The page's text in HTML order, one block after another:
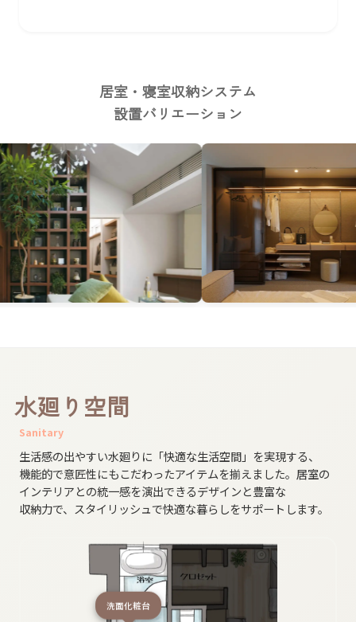
居室・寝室収納システム
設置バリエーション
水​廻り​空間
Sanitary
生活感の​出やすい​水廻りに​「快適な​生活​空間」を​実現する、​
機能的で​意匠性にも​こだわった​アイテムを​揃えました。​居室の​
インテリアとの​統一感を​演出できる​デザインと​豊富な​
収納力で、​スタイリッシュで​快適な​暮らしを​サポートします。
洗面化粧台